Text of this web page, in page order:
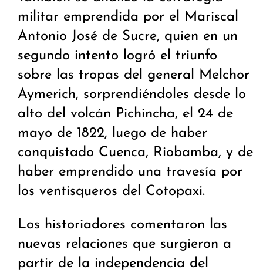
militar emprendida por el Mariscal
Antonio José de Sucre, quien en un
segundo intento logró el triunfo
sobre las tropas del general Melchor
Aymerich, sorprendiéndoles desde lo
alto del volcán Pichincha, el 24 de
mayo de 1822, luego de haber
conquistado Cuenca, Riobamba, y de
haber emprendido una travesía por
los ventisqueros del Cotopaxi.
Los historiadores comentaron las
nuevas relaciones que surgieron a
partir de la independencia del